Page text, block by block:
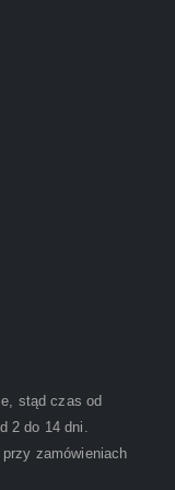
stąd czas od
2 do 14 dni.
zamówieniach